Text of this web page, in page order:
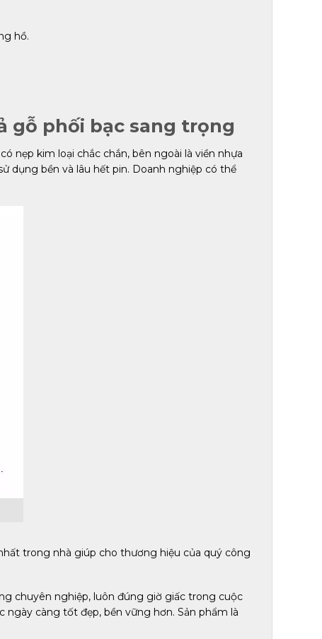
hồ.
gỗ phối bạc sang trọng
nẹp kim loại chắc chắn, bên ngoài là viền nhựa
dụng bền và lâu hết pin. Doanh nghiệp có thể
trong nhà giúp cho thương hiệu của quý công
chuyên nghiệp, luôn đúng giờ giấc trong cuộc
càng tốt đẹp, bền vững hơn. Sản phẩm là